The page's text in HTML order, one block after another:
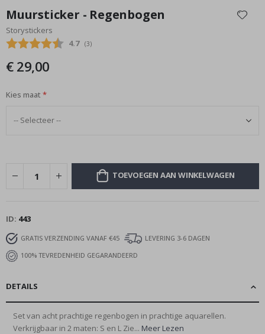
het
begin
van
afbeeldingen-
Muursticker - Regenbogen
Storystickers
Gemiddelde beoordeling:
4.7 (aantal stemmen:
3)
€ 29,00
Kies maat
TOEVOEGEN AAN WINKELWAGEN
ID 443
GRATIS VERZENDING VANAF €45
LEVERING 3-6 DAGEN
100% TEVREDENHEID GEGARANDEERD
DETAILS
Set van acht prachtige regenbogen in prachtige aquarellen.
Verkrijgbaar in 2 maten: S en L Zie... Meer Lezen